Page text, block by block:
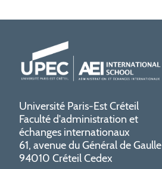
Université Paris-Est Créteil
Faculté d'administration et
échanges internationaux
61, avenue du Général de Gaulle
94010 Créteil Cedex